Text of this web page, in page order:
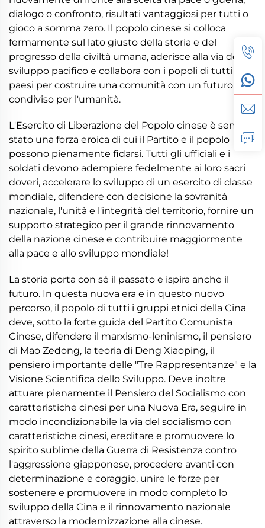
dialogo o confronto, risultati vantaggiosi per tutti o
gioco a somma zero. Il popolo cinese si colloca
fermamente sul lato giusto della storia e del
progresso della civiltà umana, aderisce alla via dello
sviluppo pacifico e collabora con i popoli di tutti i
paesi per costruire una comunità con un futuro
condiviso per l'umanità.
L'Esercito di Liberazione del Popolo cinese è sempre
stato una forza eroica di cui il Partito e il popolo
possono pienamente fidarsi. Tutti gli ufficiali e i
soldati devono adempiere fedelmente ai loro sacri
doveri, accelerare lo sviluppo di un esercito di classe
mondiale, difendere con decisione la sovranità
nazionale, l'unità e l'integrità del territorio, fornire un
supporto strategico per il grande rinnovamento
della nazione cinese e contribuire maggiormente
alla pace e allo sviluppo mondiale!
La storia porta con sé il passato e ispira anche il
futuro. In questa nuova era e in questo nuovo
percorso, il popolo di tutti i gruppi etnici della Cina
deve, sotto la forte guida del Partito Comunista
Cinese, difendere il marxismo-leninismo, il pensiero
di Mao Zedong, la teoria di Deng Xiaoping, il
pensiero importante delle "Tre Rappresentanze" e la
Visione Scientifica dello Sviluppo. Deve inoltre
attuare pienamente il Pensiero del Socialismo con
caratteristiche cinesi per una Nuova Era, seguire in
modo incondizionabile la via del socialismo con
caratteristiche cinesi, ereditare e promuovere lo
spirito sublime della Guerra di Resistenza contro
l'aggressione giapponese, procedere avanti con
determinazione e coraggio, unire le forze per
sostenere e promuovere in modo completo lo
sviluppo della Cina e il rinnovamento nazionale
attraverso la modernizzazione alla cinese.